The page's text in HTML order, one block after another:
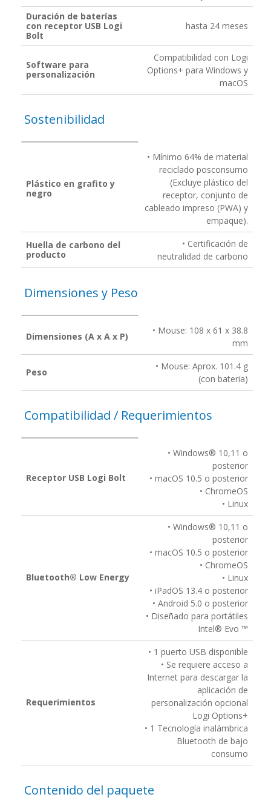
Duración de baterías
con receptor USB Logi
Bolt
hasta 24 meses
Software para
personalización
Compatibilidad con Logi
Options+ para Windows y
macOS
Sostenibilidad
Plástico en grafito y
negro
• Mínimo 64% de material
reciclado posconsumo
(Excluye plástico del
receptor, conjunto de
cableado impreso (PWA) y
empaque).
Huella de carbono del
producto
• Certificación de
neutralidad de carbono
Dimensiones y Peso
Dimensiones (A x A x P)
• Mouse: 108 x 61 x 38.8
mm
Peso
• Mouse: Aprox. 101.4 g
(con bateria)
Compatibilidad / Requerimientos
Receptor USB Logi Bolt
• Windows® 10,11 o
posterior
• macOS 10.5 o posterior
• ChromeOS
• Linux
Bluetooth® Low Energy
• Windows® 10,11 o
posterior
• macOS 10.5 o posterior
• ChromeOS
• Linux
• iPadOS 13.4 o posterior
• Android 5.0 o posterior
• Diseñado para portátiles
Intel® Evo ™
Requerimientos
• 1 puerto USB disponible
• Se requiere acceso a
Internet para descargar la
aplicación de
personalización opcional
Logi Options+
• 1 Tecnología inalámbrica
Bluetooth de bajo
consumo
Contenido del paquete